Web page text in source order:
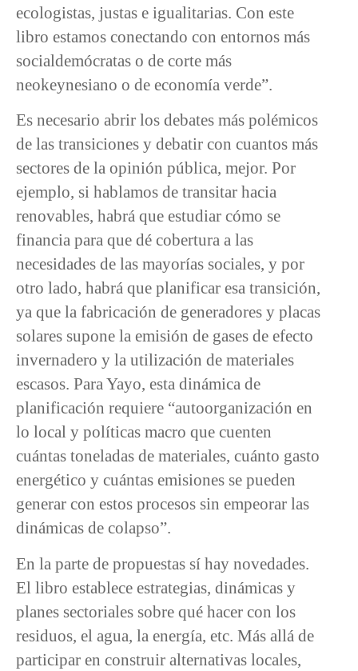
ecologistas, justas e igualitarias. Con este
libro estamos conectando con entornos más
socialdemócratas o de corte más
neokeynesiano o de economía verde”.
Es necesario abrir los debates más polémicos
de las transiciones y debatir con cuantos más
sectores de la opinión pública, mejor. Por
ejemplo, si hablamos de transitar hacia
renovables, habrá que estudiar cómo se
financia para que dé cobertura a las
necesidades de las mayorías sociales, y por
otro lado, habrá que planificar esa transición,
ya que la fabricación de generadores y placas
solares supone la emisión de gases de efecto
invernadero y la utilización de materiales
escasos. Para Yayo, esta dinámica de
planificación requiere “autoorganización en
lo local y políticas macro que cuenten
cuántas toneladas de materiales, cuánto gasto
energético y cuántas emisiones se pueden
generar con estos procesos sin empeorar las
dinámicas de colapso”.
En la parte de propuestas sí hay novedades.
El libro establece estrategias, dinámicas y
planes sectoriales sobre qué hacer con los
residuos, el agua, la energía, etc. Más allá de
participar en construir alternativas locales,